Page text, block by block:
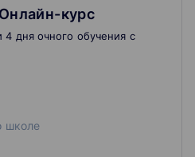
курс
дня очного обучения c
школе